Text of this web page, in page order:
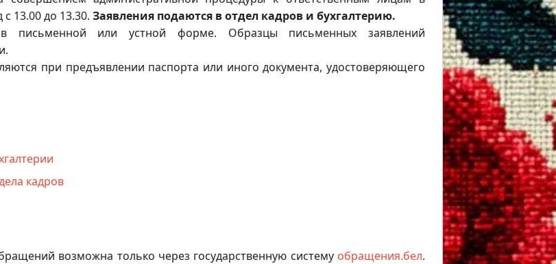
13.00 до 13.30. Заявления подаются в отдел кадров и бухгалтерию.
или устной форме. Образцы письменных заявлений
при предъявлении паспорта или иного документа, удостоверяющего
кадров
возможна только через государственную систему обращения.бел.